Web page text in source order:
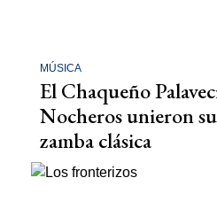
MÚSICA
El Chaqueño
Nocheros unieron
zamba clásica